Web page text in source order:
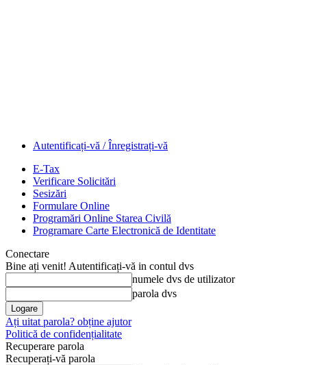
Autentificați-vă / Înregistrați-vă
E-Tax
Verificare Solicitări
Sesizări
Formulare Online
Programări Online Starea Civilă
Programare Carte Electronică de Identitate
Conectare
Bine ați venit! Autentificați-vă in contul dvs
numele dvs de utilizator
parola dvs
Ați uitat parola? obține ajutor
Politică de confidențialitate
Recuperare parola
Recuperați-vă parola